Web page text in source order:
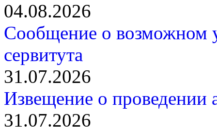
04.08.2026
Сообщение о возможном
сервитута
31.07.2026
Извещение о проведении
31.07.2026